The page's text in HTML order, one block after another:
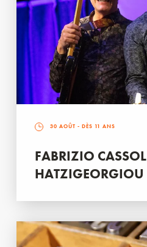
30 AOÛT - DÈS 11 ANS
FABRIZIO
HATZIGEORGIOU